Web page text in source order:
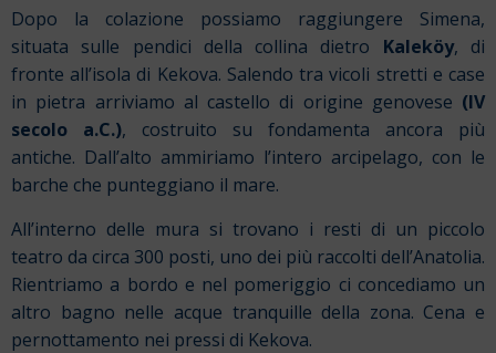
Dopo la colazione possiamo raggiungere Simena,
situata sulle pendici della collina dietro Kaleköy, di
fronte all’isola di Kekova. Salendo tra vicoli stretti e case
in pietra arriviamo al castello di origine genovese (IV
secolo a.C.), costruito su fondamenta ancora più
antiche. Dall’alto ammiriamo l’intero arcipelago, con le
barche che punteggiano il mare.
All’interno delle mura si trovano i resti di un piccolo
teatro da circa 300 posti, uno dei più raccolti dell’Anatolia.
Rientriamo a bordo e nel pomeriggio ci concediamo un
altro bagno nelle acque tranquille della zona. Cena e
pernottamento nei pressi di Kekova.